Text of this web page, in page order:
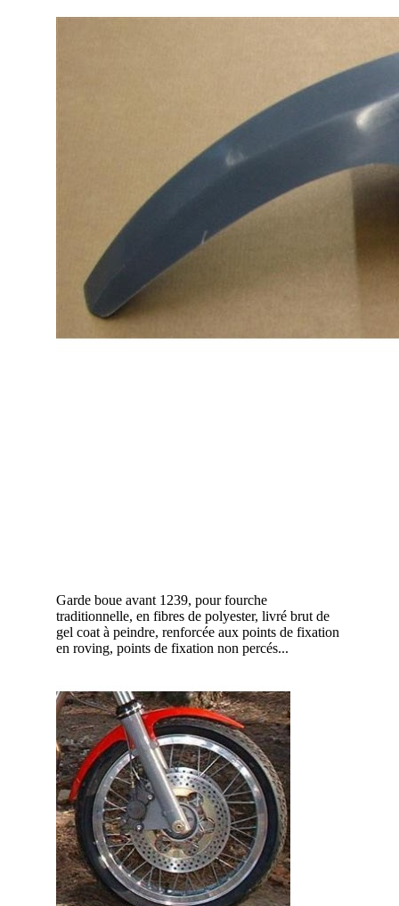
Garde boue avant 1239, pour fourche
traditionnelle, en fibres de polyester, livré brut de
gel coat à peindre, renforcée aux points de fixation
en roving, points de fixation non percés...